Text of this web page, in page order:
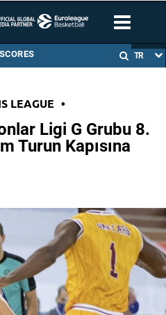
TR
LEAGUE •
Ligi G Grubu 8.
Turun Kapısına